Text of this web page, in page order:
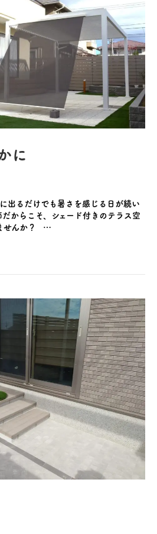
に
出るだけでも暑さを感じる日が続い
からこそ、シェード付きのテラス空
せんか？ …